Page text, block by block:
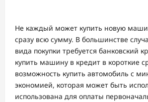
Не каждый может купить новую
сразу всю сумму. В большинстве
вида покупки требуется банковский
купить машину в кредит в короткие
возможность купить автомобиль с
экономией, которая может быть
использована для оплаты